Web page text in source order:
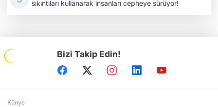
sıkıntıları kullanarak insanları cepheye sürüyor!
Bizi Takip Edin!
Künye